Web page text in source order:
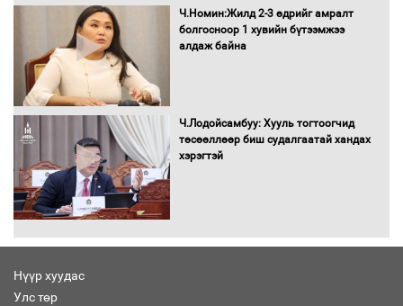
Ч.Номин:Жилд 2-3 өдрийг амралт
болгосноор 1 хувийн бүтээмжээ
алдаж байна
Ч.Лодойсамбуу: Хууль тогтоогчид
төсөөллөөр биш судалгаатай хандах
хэрэгтэй
Нүүр хуудас
Улс төр